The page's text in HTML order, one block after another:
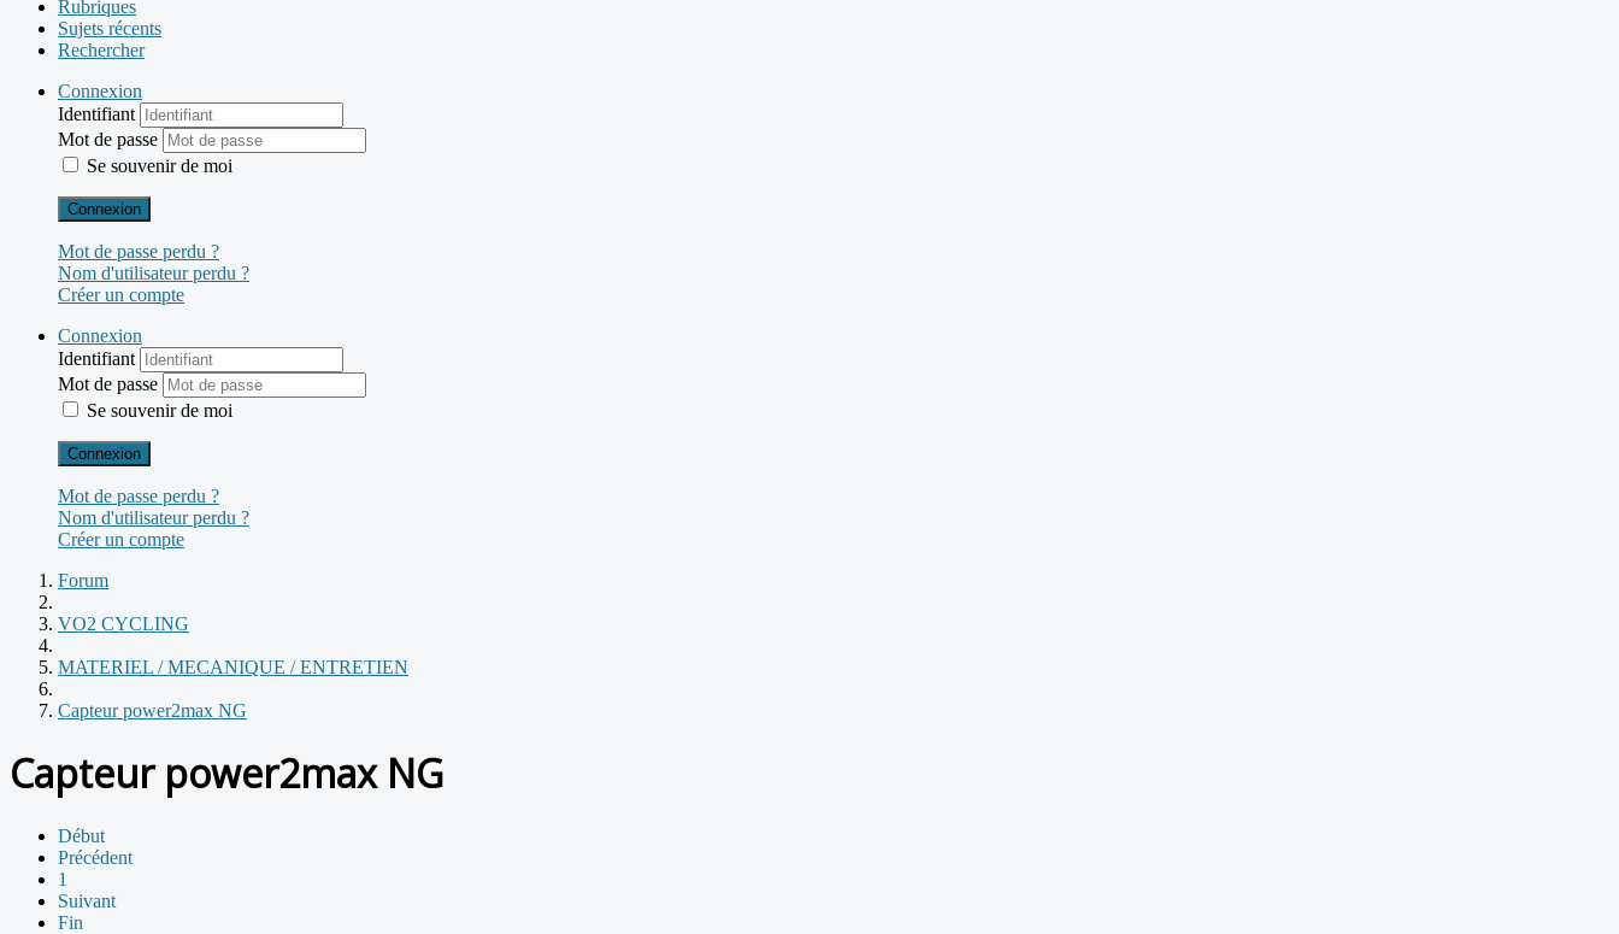
Rubriques
Sujets récents
Rechercher
Connexion
Identifiant
Mot de passe
Se souvenir de moi
Connexion
Mot de passe perdu ?
Nom d'utilisateur perdu ?
Créer un compte
Connexion
Identifiant
Mot de passe
Se souvenir de moi
Connexion
Mot de passe perdu ?
Nom d'utilisateur perdu ?
Créer un compte
Forum
VO2 CYCLING
MATERIEL / MECANIQUE / ENTRETIEN
Capteur power2max NG
Capteur power2max NG
Début
Précédent
1
Suivant
Fin